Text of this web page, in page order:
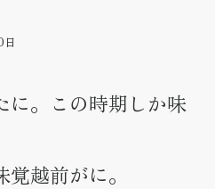
日
に。この時期しか味
越前がに。